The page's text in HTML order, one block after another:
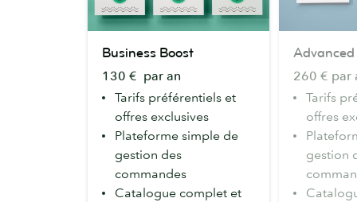
Boost
Business Boost
130 € par an
Tarifs préférentiels et
offres exclusives
Plateforme simple de
gestion des
commandes
Catalogue complet et
Advanced
260 € par
Tarifs
offres
gestion